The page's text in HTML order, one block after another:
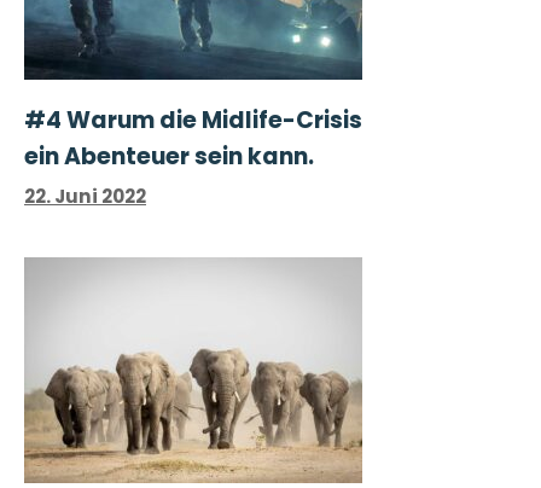
#4 Warum die Midlife-Crisis
ein Abenteuer sein kann.
22. Juni 2022